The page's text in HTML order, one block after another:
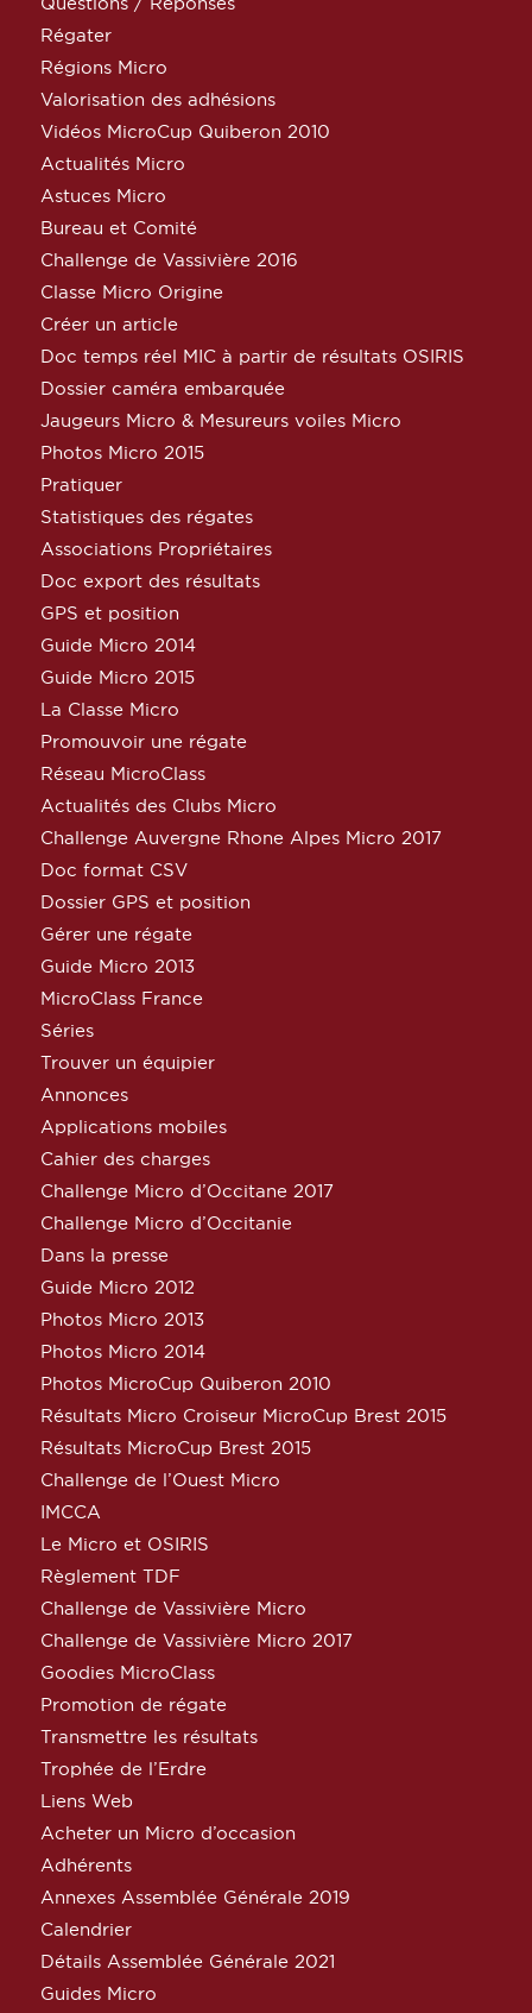
Régater
Régions Micro
Valorisation des adhésions
Vidéos MicroCup Quiberon 2010
Actualités Micro
Astuces Micro
Bureau et Comité
Challenge de Vassivière 2016
Classe Micro Origine
Créer un article
Doc temps réel MIC à partir de résultats OSIRIS
Dossier caméra embarquée
Jaugeurs Micro & Mesureurs voiles Micro
Photos Micro 2015
Pratiquer
Statistiques des régates
Associations Propriétaires
Doc export des résultats
GPS et position
Guide Micro 2014
Guide Micro 2015
La Classe Micro
Promouvoir une régate
Réseau MicroClass
Actualités des Clubs Micro
Challenge Auvergne Rhone Alpes Micro 2017
Doc format CSV
Dossier GPS et position
Gérer une régate
Guide Micro 2013
MicroClass France
Séries
Trouver un équipier
Annonces
Applications mobiles
Cahier des charges
Challenge Micro d’Occitane 2017
Challenge Micro d’Occitanie
Dans la presse
Guide Micro 2012
Photos Micro 2013
Photos Micro 2014
Photos MicroCup Quiberon 2010
Résultats Micro Croiseur MicroCup Brest 2015
Résultats MicroCup Brest 2015
Challenge de l’Ouest Micro
IMCCA
Le Micro et OSIRIS
Règlement TDF
Challenge de Vassivière Micro
Challenge de Vassivière Micro 2017
Goodies MicroClass
Promotion de régate
Transmettre les résultats
Trophée de l’Erdre
Liens Web
Acheter un Micro d’occasion
Adhérents
Annexes Assemblée Générale 2019
Calendrier
Détails Assemblée Générale 2021
Guides Micro